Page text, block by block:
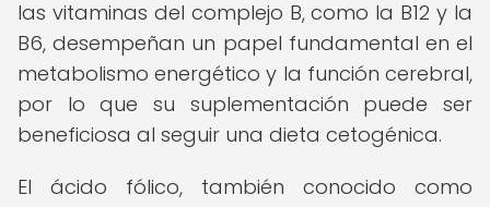
las vitaminas del complejo B, como la B12 y la
B6, desempeñan un papel fundamental en el
metabolismo energético y la función cerebral,
por lo que su suplementación puede ser
beneficiosa al seguir una dieta cetogénica.
El ácido fólico, también conocido como